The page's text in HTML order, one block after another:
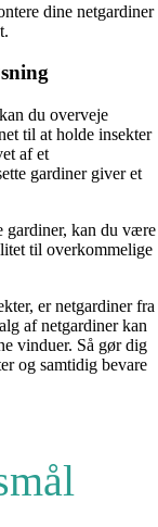
dine netgardiner
du overveje
til at holde insekter
af et
gardiner giver et
gardiner, kan du være
til overkommelige
er netgardiner fra
af netgardiner kan
vinduer. Så gør dig
og samtidig bevare